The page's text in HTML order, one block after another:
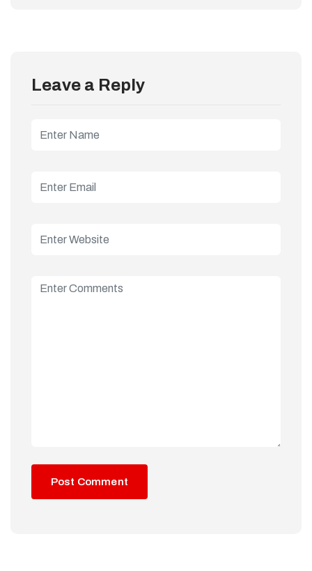
Leave a Reply